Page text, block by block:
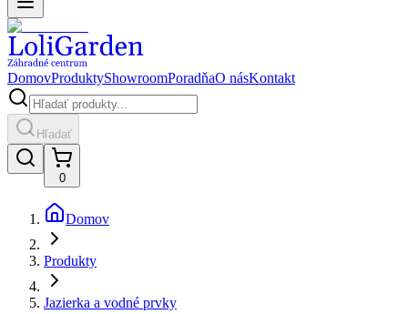
DomovProduktyShowroomPoradňaO násKontakt
Hľadať
0
Domov
Produkty
Jazierka a vodné prvky